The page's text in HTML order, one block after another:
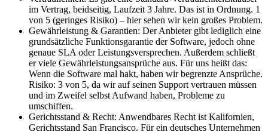
im Vertrag, beidseitig, Laufzeit 3 Jahre. Das ist in Ordnung. 1
von 5 (geringes Risiko) – hier sehen wir kein großes Problem.
Gewährleistung & Garantien: Der Anbieter gibt lediglich eine
grundsätzliche Funktionsgarantie der Software, jedoch ohne
genaue SLA oder Leistungsversprechen. Außerdem schließt
er viele Gewährleistungsansprüche aus. Für uns heißt das:
Wenn die Software mal hakt, haben wir begrenzte Ansprüche.
Risiko: 3 von 5, da wir auf seinen Support vertrauen müssen
und im Zweifel selbst Aufwand haben, Probleme zu
umschiffen.
Gerichtsstand & Recht: Anwendbares Recht ist Kalifornien,
Gerichtsstand San Francisco. Für ein deutsches Unternehmen